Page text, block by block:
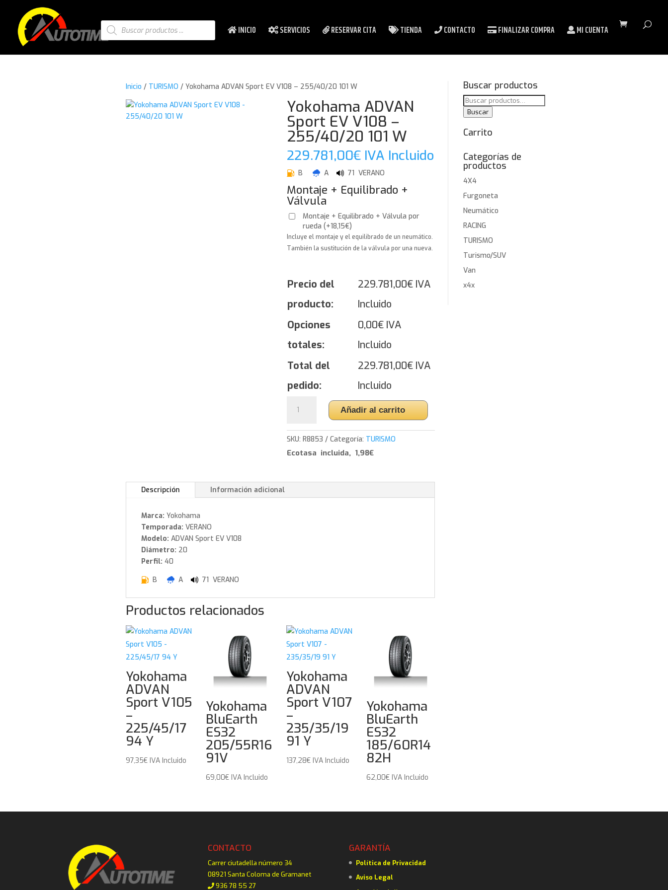
Búsqueda
de
productos
INICIO SERVICIOS RESERVAR CITA TIENDA CONTACTO FINALIZAR COMPRA MI CUENTA
Inicio / TURISMO / Yokohama ADVAN Sport EV V108 – 255/40/20 101 W
Yokohama ADVAN
Sport EV V108 –
255/40/20 101 W
229.781,00€ IVA Incluido
B A 71 VERANO
Montaje + Equilibrado +
Válvula
Montaje + Equilibrado + Válvula por
rueda (+18,15€)
Incluye el montaje y el equilibrado de un neumático.
También la sustitución de la válvula por una nueva.
Precio del
producto:
229.781,00€ IVA
Incluido
Opciones
totales:
0,00€IVA
Incluido
Total del
pedido:
229.781,00€IVA
Incluido
ADVAN
EV
101
Añadir al carrito
SKU: R8853 Categoría: TURISMO
Ecotasa incluida, 1,98€
Descripción Información adicional
Marca: Yokohama
Temporada: VERANO
Modelo: ADVAN Sport EV V108
Diámetro: 20
Perfil: 40
B
A 71 VERANO
Productos relacionados
Yokohama
ADVAN
Sport V105
–
225/45/17
94 Y
97,35€ IVA Incluido
Yokohama
BluEarth
ES32
205/55R16
91V
69,00€ IVA Incluido
Yokohama
ADVAN
Sport V107
–
235/35/19
91 Y
137,28€ IVA Incluido
Yokohama
BluEarth
ES32
185/60R14
82H
62,00€ IVA Incluido
Buscar productos
Buscar
por:
Buscar
Carrito
Categorías de
productos
4X4
Furgoneta
Neumático
RACING
TURISMO
Turismo/SUV
Van
x4x
CONTACTO
Carrer ciutadella número 34
08921 Santa Coloma de Gramanet
936 78 55 27
GARANTÍA
Política de Privacidad
Aviso Legal